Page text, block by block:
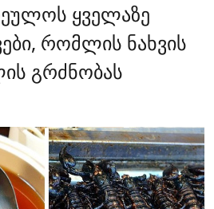
ყველაზე
რომლის ნახვის
გრძნობას